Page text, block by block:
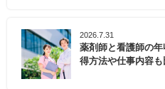
2026.7.31
薬剤師と看護師の
得方法や仕事内容も